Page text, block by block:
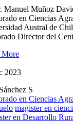
Manuel Muñoz
en Ciencias
Austral de
Director del
More
2023
S
en Ciencias
magister en
en Desarrollo